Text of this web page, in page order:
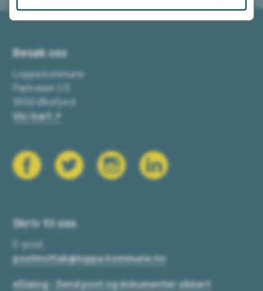
Besøk oss
Loppa kommune
Parkveien 1/3
9550 Øksfjord
Vis i kart
Skriv til oss
E-post
postmottak@loppa.kommune.no
eDialog - Send post og dokumenter sikkert